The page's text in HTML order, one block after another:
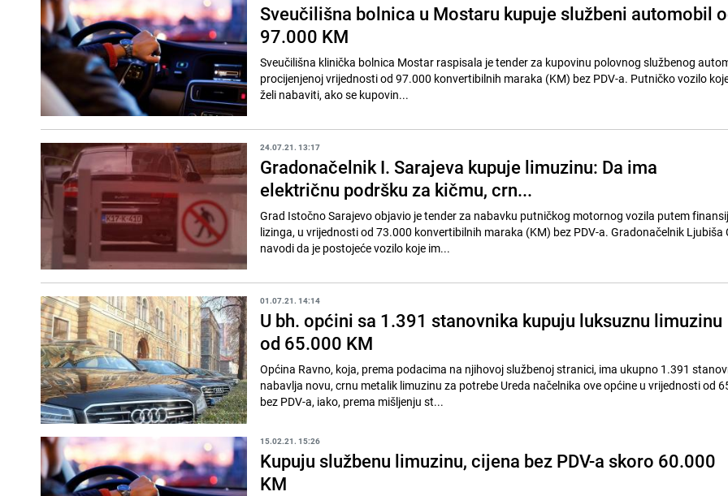
Sveučilišna bolnica u Mostaru kupuje službeni automobil
97.000 KM
Sveučilišna klinička bolnica Mostar raspisala je tender za kupovinu polovnog službenog
procijenjenoj vrijednosti od 97.000 konvertibilnih maraka (KM) bez PDV-a. Putničko vozilo
želi nabaviti, ako se kupovin...
24.07.21. 13:17
Gradonačelnik I. Sarajeva kupuje limuzinu: Da ima
električnu podršku za kičmu, crn...
Grad Istočno Sarajevo objavio je tender za nabavku putničkog motornog vozila putem
lizinga, u vrijednosti od 73.000 konvertibilnih maraka (KM) bez PDV-a. Gradonačelnik Ljubiša
navodi da je postojeće vozilo koje im...
01.07.21. 14:14
U bh. općini sa 1.391 stanovnika kupuju luksuznu limuzinu
od 65.000 KM
Općina Ravno, koja, prema podacima na njihovoj službenoj stranici, ima ukupno 1.391
nabavlja novu, crnu metalik limuzinu za potrebe Ureda načelnika ove općine u vrijednosti od
bez PDV-a, iako, prema mišljenju st...
15.02.21. 15:26
Kupuju službenu limuzinu, cijena bez PDV-a skoro 60.000
KM